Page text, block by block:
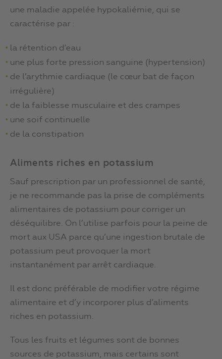
une maladie appelée hypokaliémie, qui se
caractérise par :
la rétention d’eau
une plus forte pression sanguine (hypertension)
de l’arythmie cardiaque (le cœur bat de façon
irrégulière)
de la faiblesse musculaire et des crampes
une soif continuelle
de la constipation
Aliments riches en potassium
Sauf prescription par un professionnel de santé,
je ne recommande pas la prise de compléments
alimentaires de potassium pour corriger un
déséquilibre. On l’utilise parfois pour la peine de
mort aux USA parce qu’une ingestion brutale de
potassium peut provoquer la mort
instantanément par arrêt cardiaque.
Il est donc préférable de modifier votre régime
alimentaire et d’y incorporer plus d’aliments
riches en potassium.
Tous les fruits et légumes sont de bonnes
sources de potassium, mais certains sont